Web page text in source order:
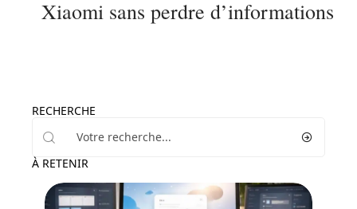
Xiaomi sans perdre d’informations
RECHERCHE
À RETENIR